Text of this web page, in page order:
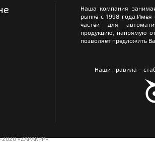
Наша компания
рынке с 1998
частей для
продукцию, напрямую
позволяет предложить
Наши правила –
«ZAPAKPP».